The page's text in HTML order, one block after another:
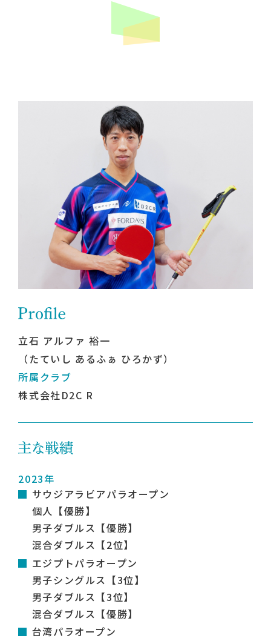
立石 アルファ 裕一
（たていし あるふぁ ひろかず）
所属クラブ
株式会社D2C R
2023年
サウジアラビアパラオープン
個人【優勝】
男子ダブルス【優勝】
混合ダブルス【2位】
エジプトパラオープン
男子シングルス【3位】
男子ダブルス【3位】
混合ダブルス【優勝】
台湾パラオープン